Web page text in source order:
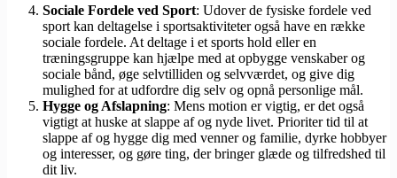
Sociale Fordele ved Sport: Udover de fysiske fordele ved
sport kan deltagelse i sportsaktiviteter også have en række
sociale fordele. At deltage i et sports hold eller en
træningsgruppe kan hjælpe med at opbygge venskaber og
sociale bånd, øge selvtilliden og selvværdet, og give dig
mulighed for at udfordre dig selv og opnå personlige mål.
Hygge og Afslapning: Mens motion er vigtig, er det også
vigtigt at huske at slappe af og nyde livet. Prioriter tid til at
slappe af og hygge dig med venner og familie, dyrke hobbyer
og interesser, og gøre ting, der bringer glæde og tilfredshed til
dit liv.